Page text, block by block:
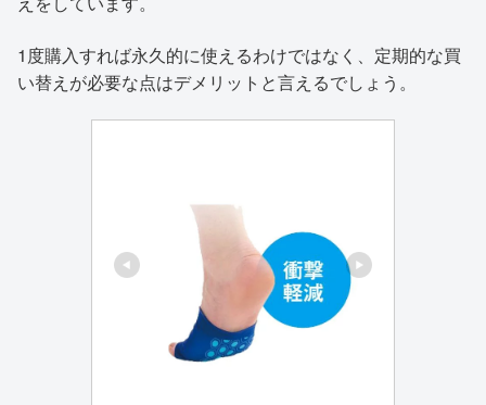
1度購入すれば永久的に使えるわけではなく、定期的な買
い替えが必要な点はデメリットと言えるでしょう。